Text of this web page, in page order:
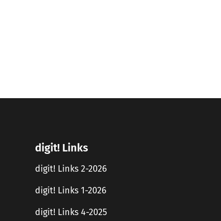
digit! Links
digit! Links 2-2026
digit! Links 1-2026
digit! Links 4-2025